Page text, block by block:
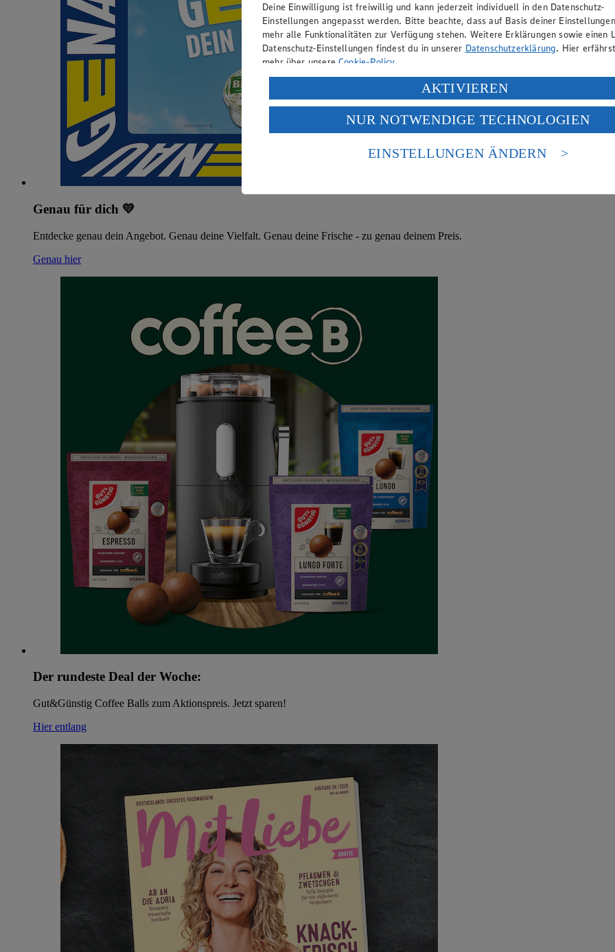
Genau für dich 💛
Entdecke genau dein Angebot. Genau deine Vielfalt. Genau deine Frische - zu genau deinem Preis.
Genau hier
Der rundeste Deal der Woche:
Gut&Günstig Coffee Balls zum Aktionspreis. Jetzt sparen!
Hier entlang
Deine Einwilligung ist freiwillig und kann jederzeit individuell in den Datenschutz-
Einstellungen angepasst werden. Bitte beachte, dass auf Basis deiner
mehr alle Funktionalitäten zur Verfügung stehen. Weitere Erklärungen sowie einen
Datenschutz-Einstellungen findest du in unserer Datenschutzerklärung. Hier
mehr über unsereCookie-Policy.
Verarbeitung deiner personenbezogenen Daten in den USA durch Facebook und
Wenn du auf „Aktivieren“ klickst, willigst du im Sinne des Art. 49 Abs. 1 Satz 1 lit.
ein, dass deine Daten in den USA verarbeitet werden. Der EuGH sieht die USA als
einem nach europäischen Standards nicht angemessenen Datenschutzniveau an. Es
Risiko eines Zugriffs durch US-amerikanische Behörden.
AKTIVIEREN
NUR NOTWENDIGE TECHNOLOGIEN
EINSTELLUNGEN ÄNDERN